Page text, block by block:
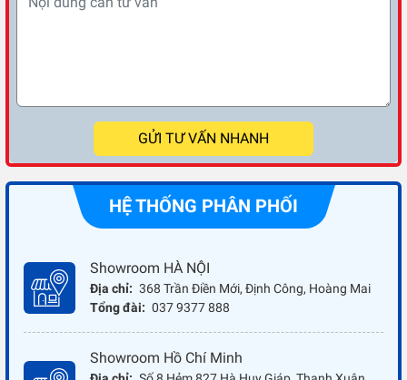
GỬI TƯ VẤN NHANH
HỆ THỐNG PHÂN PHỐI
Showroom HÀ NỘI
Địa chỉ: 368 Trần Điền Mới, Định Công, Hoàng Mai
Tổng đài: 037 9377 888
Showroom Hồ Chí Minh